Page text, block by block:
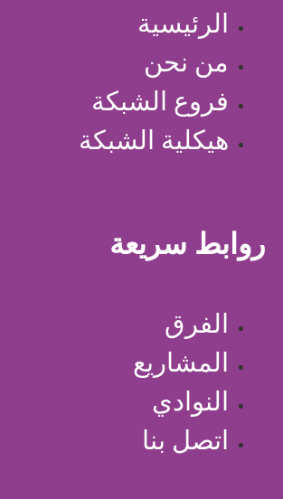
الرئيسية
من نحن
فروع الشبكة
هيكلية الشبكة
روابط سريعة
الفرق
المشاريع
النوادي
اتصل بنا